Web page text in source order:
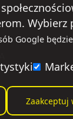
Wybierz
Google
Zaakceptuj